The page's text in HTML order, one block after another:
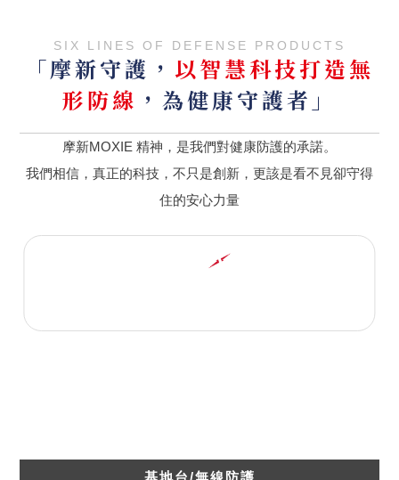
SIX LINES OF DEFENSE PRODUCTS
「摩新守護， 以智慧科技打造無
形防線 ，為健康守護者」
摩新MOXIE 精神，是我們對健康防護的承諾。
我們相信，真正的科技，不只是創新，更該是看不見卻守得
住的安心力量